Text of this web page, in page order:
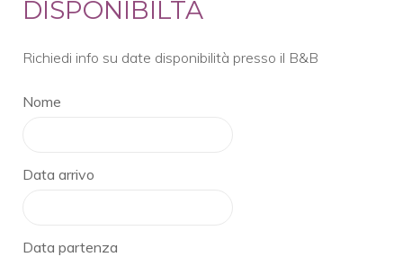
DISPONIBILTÀ
Richiedi info su date disponibilità presso il B&B
Nome
Data arrivo
Data partenza